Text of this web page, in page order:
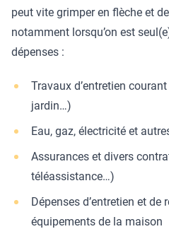
peut vite grimper en flèche et
notamment lorsqu’on est
dépenses :
Travaux d’entretien
jardin…)
Eau, gaz, électricité et
Assurances et divers
téléassistance…)
Dépenses d’entretien et de
équipements de la maison